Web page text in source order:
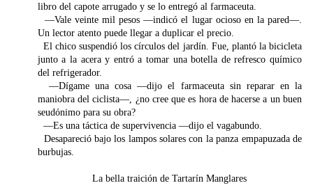
libro del capote arrugado y se lo entregó al farmaceuta.
—Vale veinte mil pesos —indicó el lugar ocioso en la pared—.
Un lector atento puede llegar a duplicar el precio.
El chico suspendió los círculos del jardín. Fue, plantó la bicicleta
junto a la acera y entró a tomar una botella de refresco químico
del refrigerador.
—Dígame una cosa —dijo el farmaceuta sin reparar en la
maniobra del ciclista—, ¿no cree que es hora de hacerse a un buen
seudónimo para su obra?
—Es una táctica de supervivencia —dijo el vagabundo.
Desapareció bajo los lampos solares con la panza empapuzada de
burbujas.
La bella traición de Tartarín Manglares